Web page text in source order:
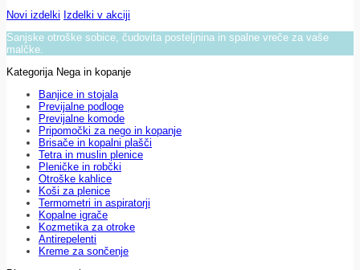
Novi izdelki Izdelki v akciji
Sanjske otroške sobice, čudovita posteljnina in spalne vreče za vaše
malčke.
Kategorija Nega in kopanje
Banjice in stojala
Previjalne podloge
Previjalne komode
Pripomočki za nego in kopanje
Brisače in kopalni plašči
Tetra in muslin plenice
Pleničke in robčki
Otroške kahlice
Koši za plenice
Termometri in aspiratorji
Kopalne igrače
Kozmetika za otroke
Antirepelenti
Kreme za sončenje